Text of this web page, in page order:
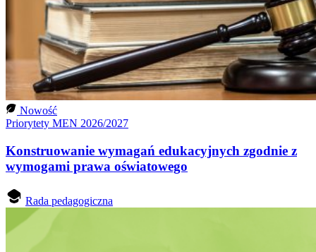
Nowość
Priorytety MEN 2026/2027
Konstruowanie wymagań edukacyjnych zgodnie z
wymogami prawa oświatowego
Rada pedagogiczna